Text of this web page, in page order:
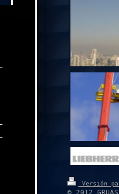
Versión